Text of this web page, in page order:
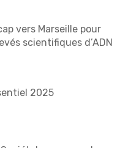
vers Marseille pour
scientifiques d’ADN
2025